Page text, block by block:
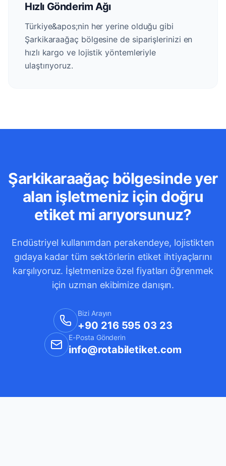
Hızlı Gönderim Ağı
Türkiye&apos;nin her yerine olduğu gibi
Şarkikaraağaç bölgesine de siparişlerinizi en
hızlı kargo ve lojistik yöntemleriyle
ulaştırıyoruz.
Şarkikaraağaç bölgesinde yer
alan işletmeniz için doğru
etiket mi arıyorsunuz?
Endüstriyel kullanımdan perakendeye, lojistikten
gıdaya kadar tüm sektörlerin etiket ihtiyaçlarını
karşılıyoruz. İşletmenize özel fiyatları öğrenmek
için uzman ekibimize danışın.
Bizi Arayın
+90 216 595 03 23
E-Posta Gönderin
info@rotabiletiket.com